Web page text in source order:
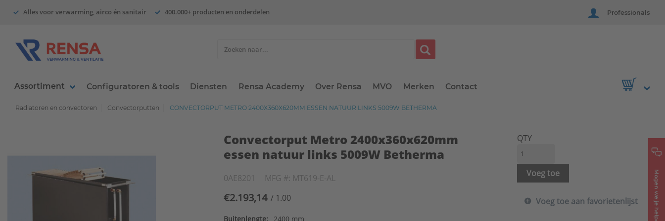
Alles voor verwarming, airco én sanitair 400.000+ producten en onderdelen Professionals
Assortiment Configuratoren & tools Diensten Rensa Academy Over Rensa MVO Merken Contact
Mogen we je helpen?
Radiatoren en convectoren Convectorputten CONVECTORPUT METRO 2400X360X620MM ESSEN NATUUR LINKS 5009W BETHERMA
Convectorput Metro 2400x360x620mm
essen natuur links 5009W Betherma
0AE8201 MFG #: MT619-E-AL
€2.193,14 / 1.00
Buitenlengte:
2400 mm
QTY
Voeg toe
Voeg toe aan favorietenlijst